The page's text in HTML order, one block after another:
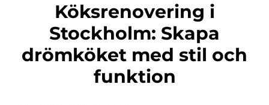
Köksrenovering i
Stockholm: Skapa
drömköket med stil och
funktion